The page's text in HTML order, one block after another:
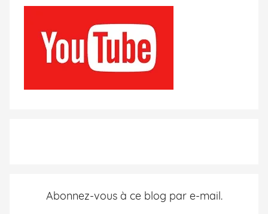
Abonnez-vous à ce blog par e-mail.